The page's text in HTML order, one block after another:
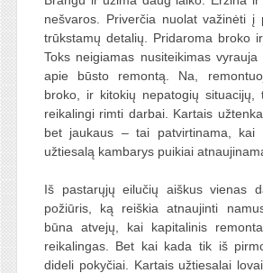
nešvaros. Priverčia nuolat važinėti į
trūkstamų detalių. Pridaroma broko
Toks neigiamas nusiteikimas
apie būsto remontą. Na,
broko, ir kitokių nepatogių situacijų,
reikalingi rimti darbai. Kartais
bet jaukaus – tai patvirtinama, kai
užtiesalą kambarys puikiai
Iš pastarųjų eilučių aiškus vienas
požiūris, ką reiškia atnaujinti
būna atvejų, kai kapitalinis
reikalingas. Bet kai kada tik iš
dideli pokyčiai. Kartais užtiesalai